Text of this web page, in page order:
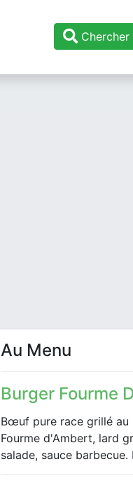
Chercher
Au Menu
Burger Fourme
Bœuf pure race grillé au
Fourme d'Ambert, lard
salade, sauce